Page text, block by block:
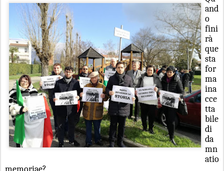
and
o
fini
rà
que
sta
for
ma
ina
cce
tta
bile
di
da
mn
atio